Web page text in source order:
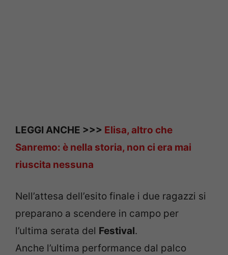
LEGGI ANCHE >>> Elisa, altro che
Sanremo: è nella storia, non ci era mai
riuscita nessuna
Nell’attesa dell’esito finale i due ragazzi si
preparano a scendere in campo per
l’ultima serata del Festival.
Anche l’ultima performance dal palco